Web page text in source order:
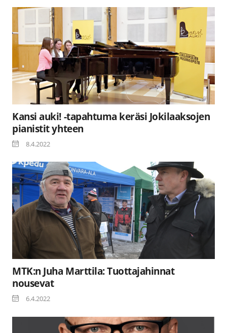
Kansi auki! -tapahtuma keräsi Jokilaaksojen
pianistit yhteen
8.4.2022
MTK:n Juha Marttila: Tuottajahinnat
nousevat
6.4.2022